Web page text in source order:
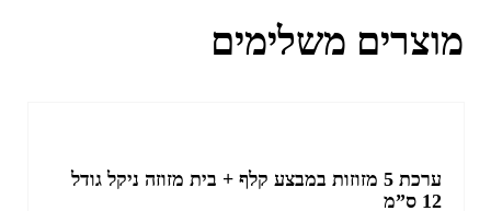
מוצרים משלימים
ערכת 5 מזוזות במבצע קלף + בית מזוזה ניקל גודל
12 ס”מ